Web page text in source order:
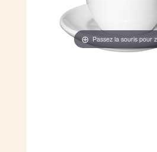
Passez la souris pour